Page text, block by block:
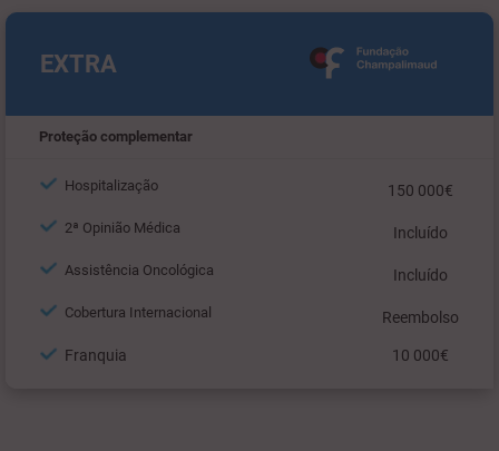
EXTRA
Proteção complementar
Hospitalização 150 000€
2ª Opinião Médica Incluído
Assistência Oncológica Incluído
Cobertura Internacional Reembolso
Franquia 10 000€